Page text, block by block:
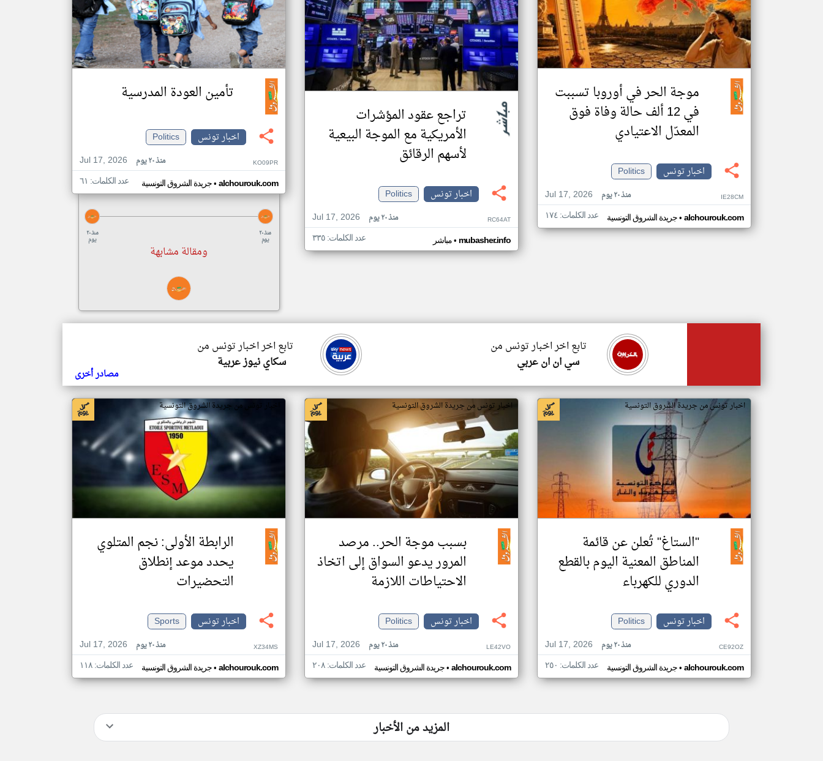
موجة الحر في أوروبا تسببت
في 12 ألف حالة وفاة فوق
المعدّل الاعتيادي
اخبار تونس
Politics
Jul 17, 2026
منذ ٢٠ يوم IE28CM
جريدة الشروق التونسية• alchourouk.com عدد الكلمات: ١٧٤
تراجع عقود المؤشرات
الأمريكية مع الموجة البيعية
لأسهم الرقائق
اخبار تونس
Politics
Jul 17, 2026
منذ ٢٠ يوم RC64AT
مباشر• mubasher.info عدد الكلمات: ٣٣٥
تأمين العودة المدرسية
اخبار تونس
Politics
Jul 17, 2026
منذ ٢٠ يوم KO09PR
جريدة الشروق التونسية• alchourouk.com عدد الكلمات: ٦١
منذ ٢٠
يوم
منذ ٢٠
يوم
ومقالة مشابهة
تابع اخر اخبار تونس من
سكاي نيوز عربية
تابع اخر اخبار تونس من
سي ان ان عربي
مصادر أخرى
اخبار تونس من جريدة الشروق التونسية
"الستاغ" تُعلن عن قائمة
المناطق المعنية اليوم بالقطع
الدوري للكهرباء
اخبار تونس
Politics
Jul 17, 2026
منذ ٢٠ يوم CE92OZ
جريدة الشروق التونسية• alchourouk.com عدد الكلمات: ٢٥٠
اخبار تونس من جريدة الشروق التونسية
بسبب موجة الحر.. مرصد
المرور يدعو السواق إلى اتخاذ
الاحتياطات اللازمة
اخبار تونس
Politics
Jul 17, 2026
منذ ٢٠ يوم LE42VO
جريدة الشروق التونسية• alchourouk.com عدد الكلمات: ٢٠٨
اخبار تونس من جريدة الشروق التونسية
الرابطة الأولى: نجم المتلوي
يحدد موعد إنطلاق
التحضيرات
اخبار تونس
Sports
Jul 17, 2026
منذ ٢٠ يوم XZ34MS
جريدة الشروق التونسية• alchourouk.com عدد الكلمات: ١١٨
المزيد من الأخبار